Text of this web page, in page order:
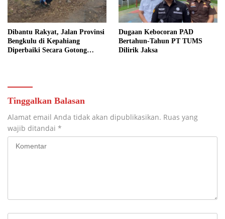
Dibantu Rakyat, Jalan Provinsi
Bengkulu di Kepahiang
Diperbaiki Secara Gotong
Dugaan Kebocoran PAD
Bertahun-Tahun PT TUMS
Dilirik Jaksa
Tinggalkan Balasan
Alamat email Anda tidak akan dipublikasikan. Ruas yang
wajib ditandai *